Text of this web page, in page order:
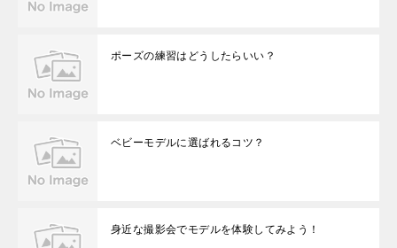
ポーズの練習はどうしたらいい？
ベビーモデルに選ばれるコツ？
身近な撮影会でモデルを体験してみよう！